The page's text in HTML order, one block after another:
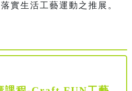
實生活工藝運動之推展。